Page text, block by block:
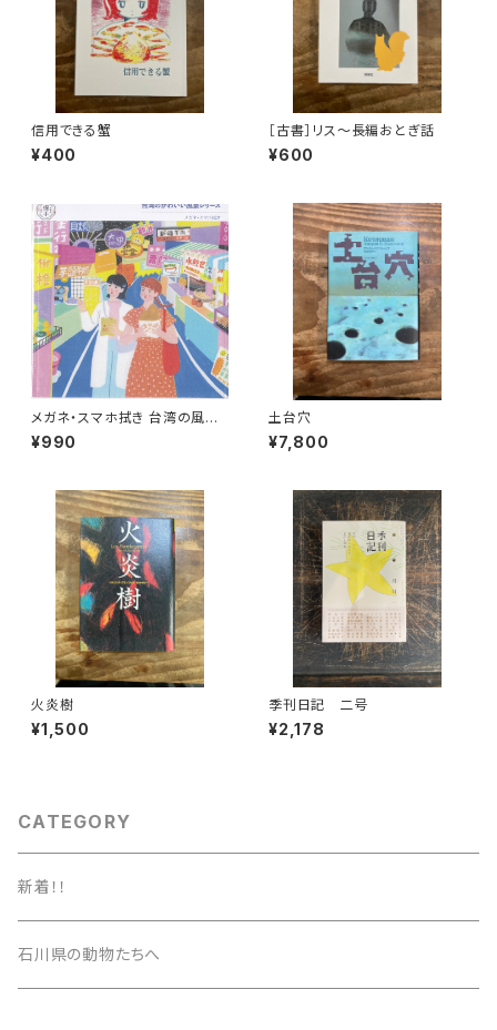
信用できる蟹
¥400
［古書］リス〜長編おとぎ話
¥600
メガネ・スマホ拭き 台湾の風景
（ナイトマーケット）
¥990
土台穴
¥7,800
火炎樹
¥1,500
季刊日記 二号
¥2,178
CATEGORY
新着！！
石川県の動物たちへ